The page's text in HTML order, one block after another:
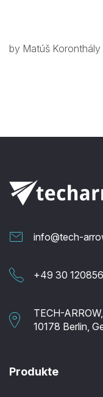
by Matúš Koronthály
info@tech-
+49 30
TECH-
10178 Berlin,
Produkte